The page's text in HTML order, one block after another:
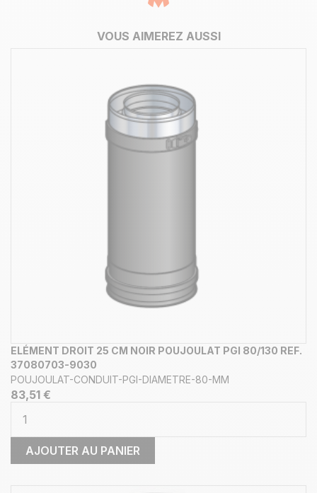
VOUS AIMEREZ AUSSI
ELÉMENT DROIT 25 CM NOIR POUJOULAT PGI 80/130 REF.
37080703-9030
POUJOULAT-CONDUIT-PGI-DIAMETRE-80-MM
83,51 €
AJOUTER AU PANIER